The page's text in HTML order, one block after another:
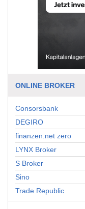
ONLINE BROKER
Consorsbank
DEGIRO
finanzen.net zero
LYNX Broker
S Broker
Sino
Trade Republic